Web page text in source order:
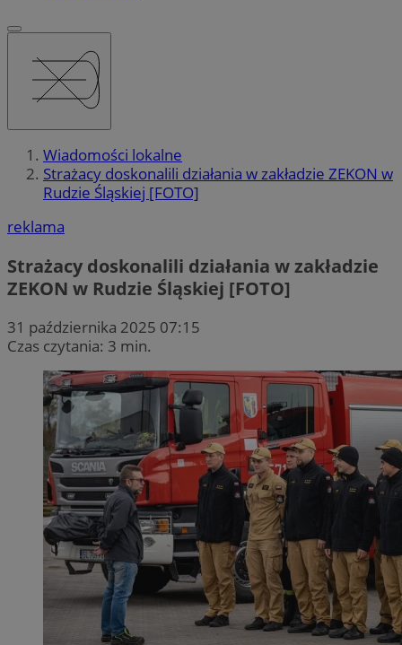
Wiadomości lokalne
Strażacy doskonalili działania w zakładzie ZEKON w
Rudzie Śląskiej [FOTO]
reklama
Strażacy doskonalili działania w zakładzie
ZEKON w Rudzie Śląskiej [FOTO]
31 października 2025 07:15
Czas czytania: 3 min.